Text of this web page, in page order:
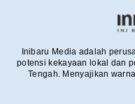
Inibaru Media adalah
potensi kekayaan lokal dan
Tengah. Menyajikan